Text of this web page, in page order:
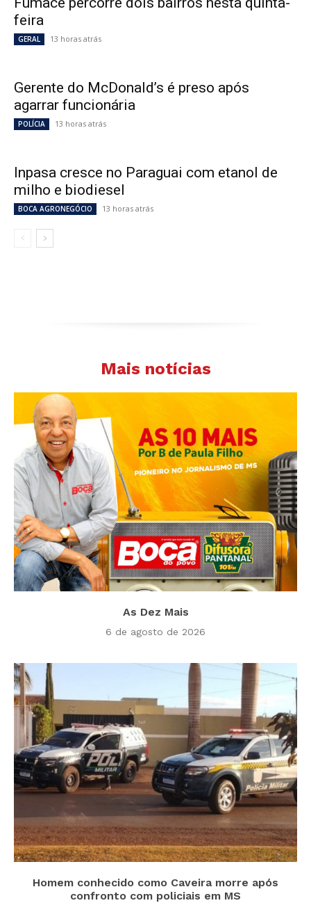
feira
GERAL 13 horas atrás
Gerente do McDonald’s é preso após
agarrar funcionária
POLÍCIA 13 horas atrás
Inpasa cresce no Paraguai com etanol de
milho e biodiesel
BOCA AGRONEGÓCIO 13 horas atrás
Mais notícias
As Dez Mais
6 de agosto de 2026
Homem conhecido como Caveira morre após
confronto com policiais em MS